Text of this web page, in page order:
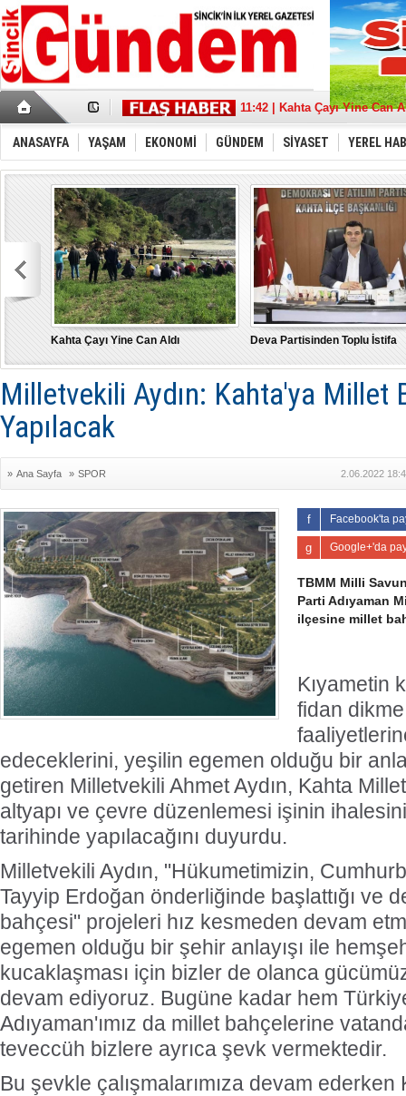
17:36 | Sincik Doğalgaza
11:42 | Kahta Çayı Yine Can
18:21 | Deva Partisinden
13:39 | Sait Aybak'a Büyük
08:32 | Aybak, Adıyaman'da
21:11 | “Türkiye İçin” tüm
22:53 | MHP Adıyaman
17:43 | Depremde hasar
10:17 | Burak Gelir’’
15:21 | "Bu Yanlıştan Biran
ANASAYFA YAŞAM EKONOMİ GÜNDEM SİYASET YEREL
Kahta Çayı Yine Can Aldı Deva Partisinden Toplu İstifa
Milletvekili Aydın: Kahta'ya Millet
Yapılacak
» Ana Sayfa » SPOR 2.06.2022
Facebook'ta
Google+'da
TBMM Milli
Parti Adıyaman
ilçesine millet
Kıyametin
fidan dikme
edeceklerini, yeşilin egemen olduğu bir
getiren Milletvekili Ahmet Aydın, Kahta
altyapı ve çevre düzenlemesi işinin
tarihinde yapılacağını duyurdu.
Milletvekili Aydın, "Hükumetimizin,
Tayyip Erdoğan önderliğinde başlattığı ve
bahçesi" projeleri hız kesmeden devam
egemen olduğu bir şehir anlayışı ile
kucaklaşması için bizler de olanca
devam ediyoruz. Bugüne kadar hem
Adıyaman'ımız da millet bahçelerine
teveccüh bizlere ayrıca şevk vermektedir.
Bu şevkle çalışmalarımıza devam